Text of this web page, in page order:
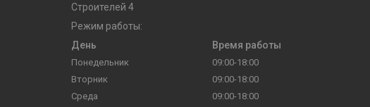
Строителей 4
Режим работы:
День
Время работы
Понедельник
09:00-18:00
Вторник
09:00-18:00
Среда
09:00-18:00